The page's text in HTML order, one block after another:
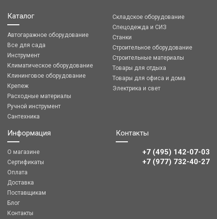
Каталог
Автогаражное оборудование
Все для сада
Инструмент
Климатическое оборудование
Клининговое оборудование
Крепеж
Расходные материалы
Ручной инструмент
Сантехника
Складское оборудование
Спецодежда и СИЗ
Станки
Строительное оборудование
Строительные материалы
Товары для отдыха
Товары для офиса и дома
Электрика и свет
Информация
О магазине
Сертификаты
Оплата
Доставка
Поставщикам
Блог
Контакты
Контакты
+7 (495) 142-07-03
‎‎+7 (977) 732-40-27